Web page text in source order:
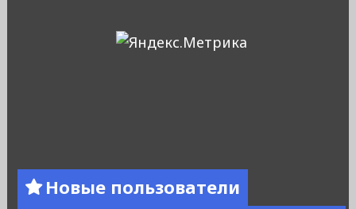
Новые пользователи